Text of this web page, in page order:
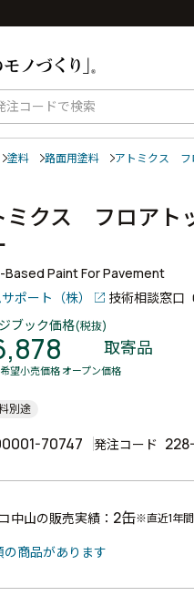
塗料 路面用塗料 アトミクス フ
ミクス フロア
Based Paint For Pavement
ポート（株）
技術相談窓口
ブック価格(税抜)
取寄品
望小売価格 オープン価格
別途
70747 発注コード
中山の販売実績： 2缶※直近1年間
の商品があります